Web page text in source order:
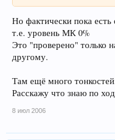
Но фактически пока есть
т.е. уровень МК 0%
Это "проверено" только
другому.
Там ещё много
Расскажу что знаю по
8 июл 2006